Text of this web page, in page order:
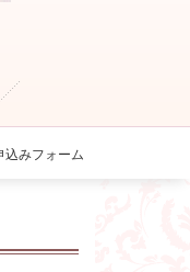
込みフォーム